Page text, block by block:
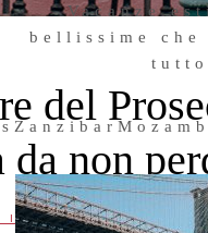
Vacanze
bellissime che
Zanzibar
del
da non
IN CUI DORMIRE,